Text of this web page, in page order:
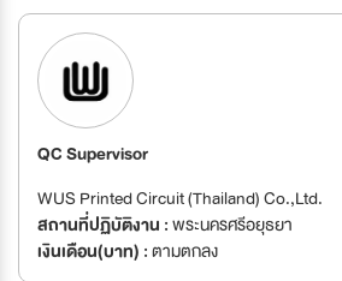
QC Supervisor
WUS Printed Circuit (Thailand) Co.,Ltd.
สถานที่ปฏิบัติงาน :พระนครศรีอยุธยา
เงินเดือน(บาท) :ตามตกลง